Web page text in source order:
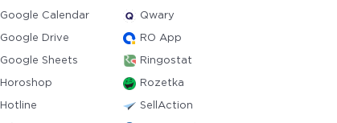
Google Calendar Qwary
Google Drive RO App
Google Sheets Ringostat
Horoshop Rozetka
Hotline SellAction